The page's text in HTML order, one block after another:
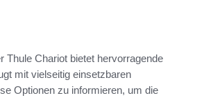
Thule Chariot bietet hervorragende
mit vielseitig einsetzbaren
Optionen zu informieren, um die